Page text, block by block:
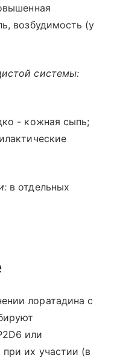
возбудимость (у
системы:
- кожная сыпь;
в отдельных
лоратадина с
или
при их участии (в